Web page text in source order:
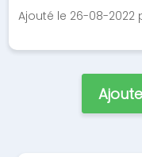
Ajouté le 26-08-2022